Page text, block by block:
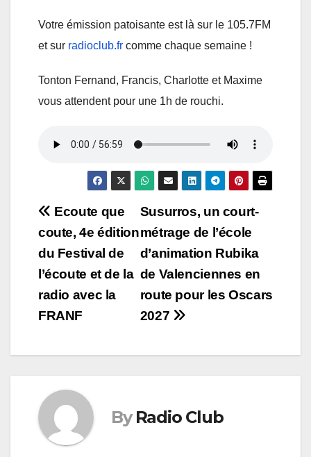
Votre émission patoisante est là sur le 105.7FM
et sur radioclub.fr comme chaque semaine !
Tonton Fernand, Francis, Charlotte et Maxime
vous attendent pour une 1h de rouchi.
Navigation
de
l’article
Susurros, un court-
métrage de l’école
d’animation Rubika
de Valenciennes en
route pour les Oscars
2027
Ecoute que
coute, 4e édition
du Festival de
l’écoute et de la
radio avec la
FRANF
By Radio Club